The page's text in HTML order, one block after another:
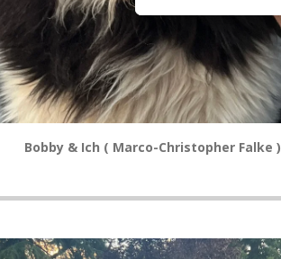
Bobby & Ich ( Marco-Christopher Falke )